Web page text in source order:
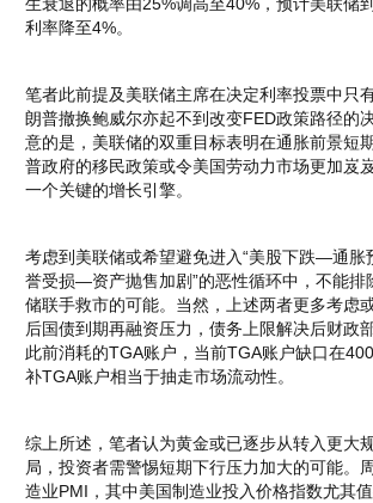
生衰退的概率由25%调高至40%，预计美联储
利率降至4%。
笔者此前提及美联储主席在决定利率投票中只
朗普撤换鲍威尔亦起不到改变FED政策路径的
意的是，美联储的双重目标表明在通胀前景短
普政府的移民政策或令美国劳动力市场更加岌
一个关键的增长引擎。
考虑到美联储或希望避免进入“美股下跌—通
誉受损—资产抛售加剧”的恶性循环中，不能排
储联手救市的可能。当然，上述两者更多考虑
后国债到期再融资压力，债务上限解决后财政
此前消耗的TGA账户，当前TGA账户缺口在
补TGA账户相当于抽走市场流动性。
综上所述，笔者认为黄金或已逐步从转入更大
局，投资者需警惕短期下行压力加大的可能。
造业PMI，其中美国制造业投入价格指数尤其